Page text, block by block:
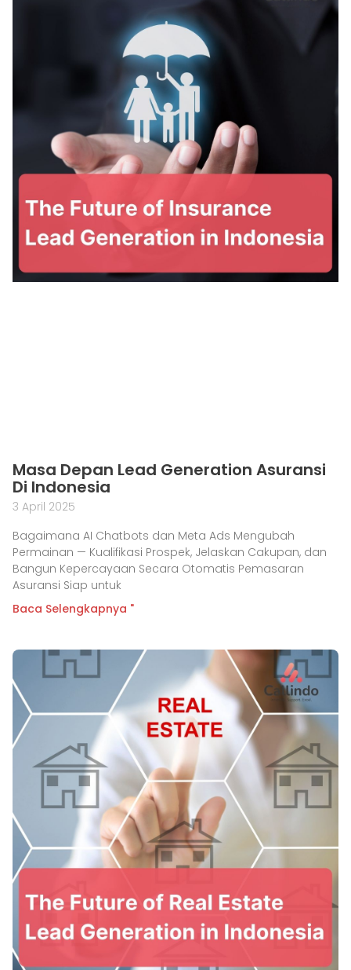
Masa Depan Lead Generation Asuransi
Di Indonesia
3 April 2025
Bagaimana AI Chatbots dan Meta Ads Mengubah
Permainan — Kualifikasi Prospek, Jelaskan Cakupan, dan
Bangun Kepercayaan Secara Otomatis Pemasaran
Asuransi Siap untuk
Baca Selengkapnya "